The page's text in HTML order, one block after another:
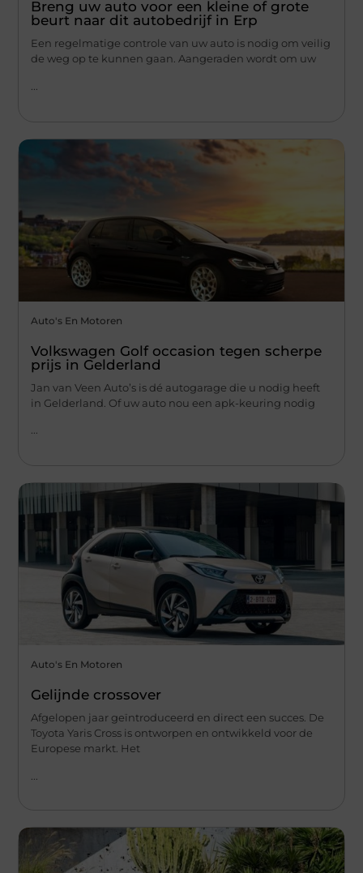
Breng uw auto voor een kleine of grote
beurt naar dit autobedrijf in Erp
Een regelmatige controle van uw auto is nodig om veilig
de weg op te kunnen gaan. Aangeraden wordt om uw
Auto's En Motoren
Volkswagen Golf occasion tegen scherpe
prijs in Gelderland
Jan van Veen Auto’s is dé autogarage die u nodig heeft
in Gelderland. Of uw auto nou een apk-keuring nodig
Auto's En Motoren
Gelijnde crossover
Afgelopen jaar geïntroduceerd en direct een succes. De
Toyota Yaris Cross is ontworpen en ontwikkeld voor de
Europese markt. Het